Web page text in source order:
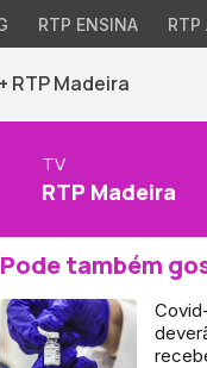
RTP ENSINA RTP
+ RTP Madeira
TV
RTP Madeira
Pode também